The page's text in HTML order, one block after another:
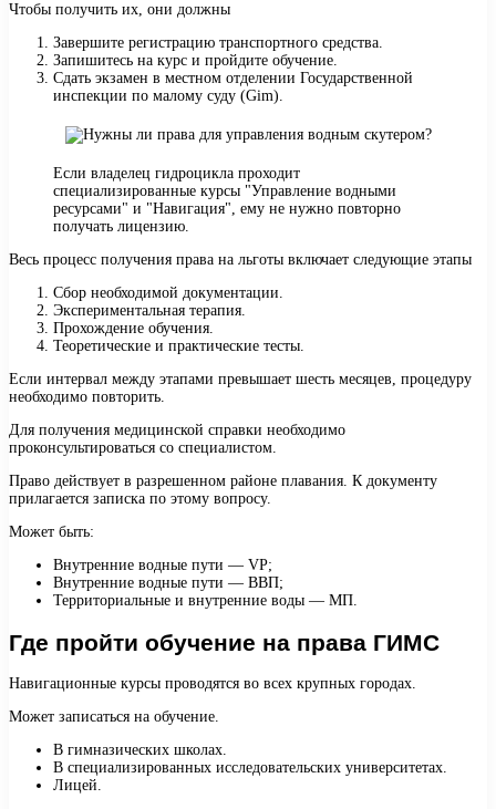
Чтобы получить их, они должны
Завершите регистрацию транспортного средства.
Запишитесь на курс и пройдите обучение.
Сдать экзамен в местном отделении Государственной
инспекции по малому суду (Gim).
Если владелец гидроцикла проходит
специализированные курсы "Управление водными
ресурсами" и "Навигация", ему не нужно повторно
получать лицензию.
Весь процесс получения права на льготы включает следующие этапы
Сбор необходимой документации.
Экспериментальная терапия.
Прохождение обучения.
Теоретические и практические тесты.
Если интервал между этапами превышает шесть месяцев, процедуру
необходимо повторить.
Для получения медицинской справки необходимо
проконсультироваться со специалистом.
Право действует в разрешенном районе плавания. К документу
прилагается записка по этому вопросу.
Может быть:
Внутренние водные пути — VP;
Внутренние водные пути — ВВП;
Территориальные и внутренние воды — МП.
Где пройти обучение на права ГИМС
Навигационные курсы проводятся во всех крупных городах.
Может записаться на обучение.
В гимназических школах.
В специализированных исследовательских университетах.
Лицей.